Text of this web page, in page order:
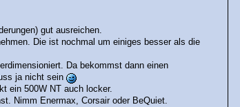
gut ausreichen.
Die ist nochmal um einiges besser als die
Da bekommst dann einen
ja nicht sein
ein 500W NT auch locker.
Nimm Enermax, Corsair oder BeQuiet.